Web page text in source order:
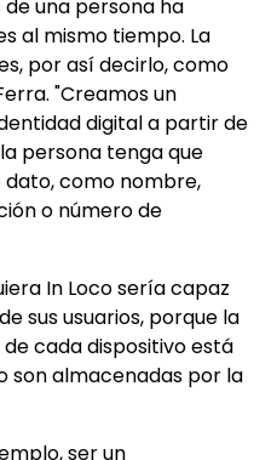
una persona ha
al mismo tiempo. La
por así decirlo, como
"Creamos un
digital a partir de
persona tenga que
como nombre,
o número de
In Loco sería capaz
sus usuarios, porque la
cada dispositivo está
son almacenadas por la
ser un